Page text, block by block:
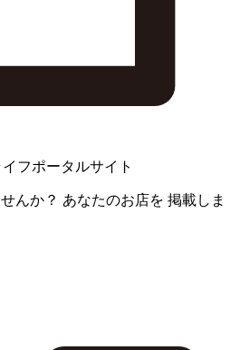
フポータルサイト
んか？ あなたのお店を 掲載しま